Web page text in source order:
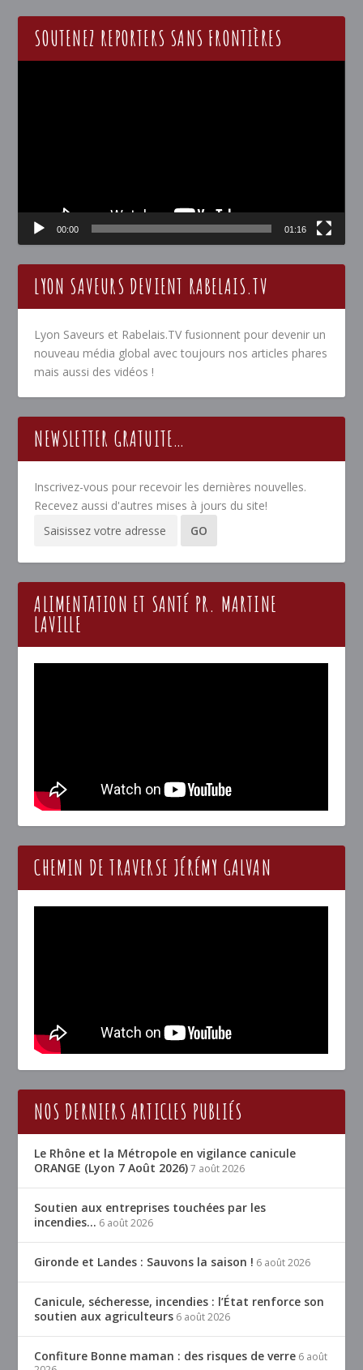
SOUTENEZ REPORTERS SANS FRONTIÈRES
00:00 01:16
LYON SAVEURS DEVIENT RABELAIS.TV
Lyon Saveurs et Rabelais.TV fusionnent pour devenir un
nouveau média global avec toujours nos articles phares
mais aussi des vidéos !
NEWSLETTER GRATUITE…
Inscrivez-vous pour recevoir les dernières nouvelles.
Recevez aussi d'autres mises à jours du site!
ALIMENTATION ET SANTÉ PR. MARTINE
LAVILLE
CHEMIN DE TRAVERSE JÉRÉMY GALVAN
NOS DERNIERS ARTICLES PUBLIÉS
Le Rhône et la Métropole en vigilance canicule
ORANGE (Lyon 7 Août 2026) 7 août 2026
Soutien aux entreprises touchées par les
incendies… 6 août 2026
Gironde et Landes : Sauvons la saison ! 6 août 2026
Canicule, sécheresse, incendies : l’État renforce son
soutien aux agriculteurs 6 août 2026
Confiture Bonne maman : des risques de verre 6 août